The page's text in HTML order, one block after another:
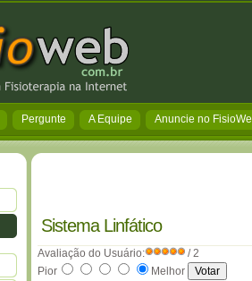
Pergunte A Equipe Anuncie no
Sistema Linfático
Avaliação do Usuário:
/ 2
Pior
Melhor